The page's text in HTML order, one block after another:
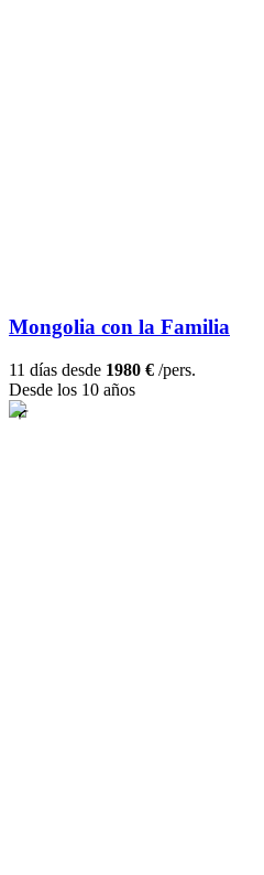
Mongolia con la Familia
11 días desde 1980 € /pers.
Desde los 10 años